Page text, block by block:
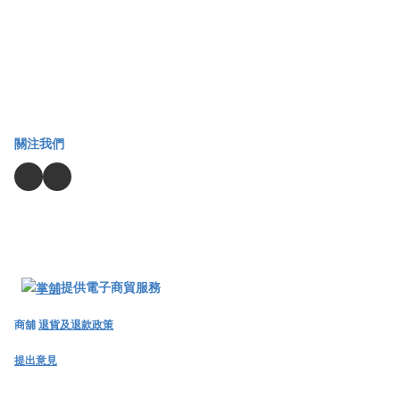
關注我們
提供電子商貿服務
商舖退貨及退款政策
提出意見